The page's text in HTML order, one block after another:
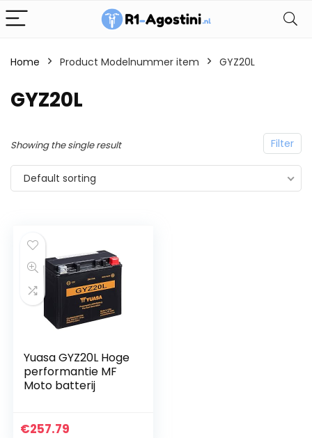
Home Product Modelnummer item GYZ20L
GYZ20L
Filter
Showing the single result
Default sorting
Yuasa GYZ20L Hoge
performantie MF
Moto batterij
€257.79